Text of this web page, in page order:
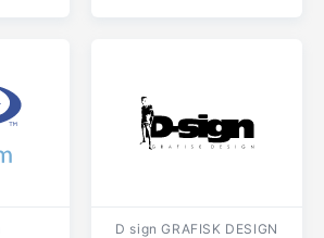
D sign GRAFISK DESIGN